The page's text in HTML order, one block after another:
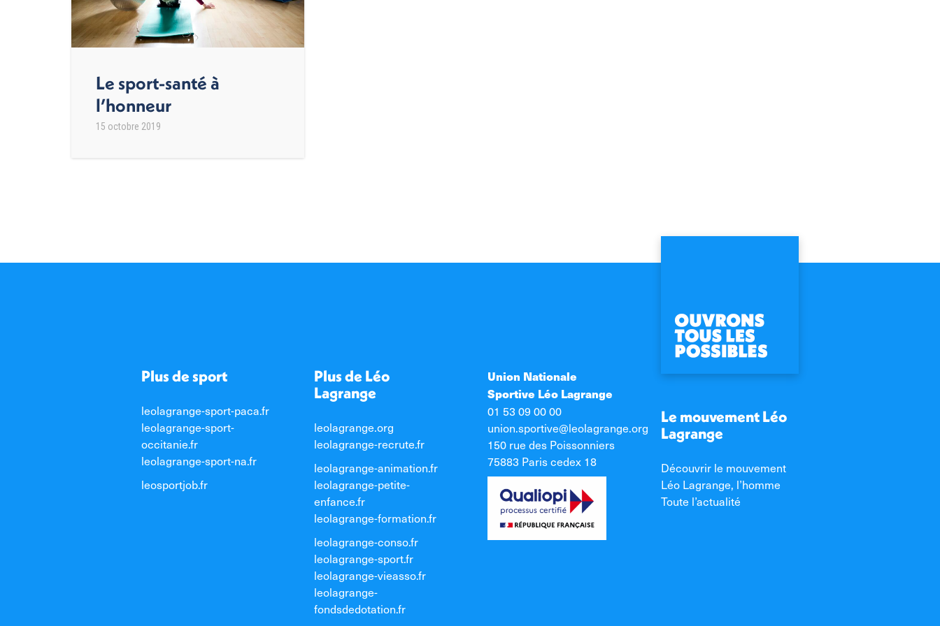
Le sport-santé à
l’honneur
15 octobre 2019
Plus de sport
leolagrange-sport-paca.fr
leolagrange-sport-
occitanie.fr
leolagrange-sport-na.fr
leosportjob.fr
Plus de Léo
Lagrange
leolagrange.org
leolagrange-recrute.fr
leolagrange-animation.fr
leolagrange-petite-
enfance.fr
leolagrange-formation.fr
leolagrange-conso.fr
leolagrange-sport.fr
leolagrange-vieasso.fr
leolagrange-
fondsdedotation.fr
Union Nationale
Sportive Léo Lagrange
01 53 09 00 00
union.sportive@leolagrange.org
150 rue des Poissonniers
75883 Paris cedex 18
Le mouvement Léo
Lagrange
Découvrir le mouvement
Léo Lagrange, l’homme
Toute l’actualité